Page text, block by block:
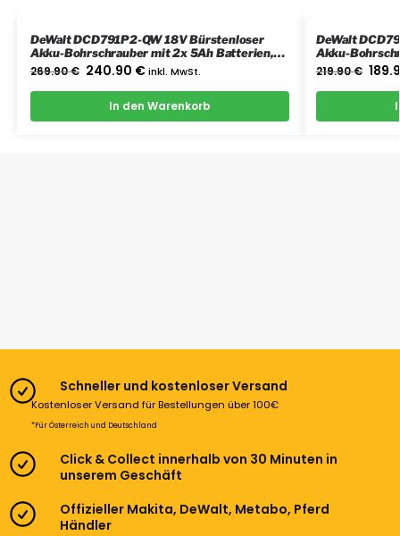
DeWalt DCD791P2-QW 18V Bürstenloser
Akku-Bohrschrauber mit 2x 5Ah Batterien,
Ladegerät und Koffer
269.90€ 240.90 € inkl. MwSt.
In den Warenkorb
DeWalt
Akku-
Ladegerät und
219.90€
Schneller und kostenloser Versand
Kostenloser Versand für Bestellungen über 100€
*Für Österreich und Deutschland
Click & Collect innerhalb von 30 Minuten in
unserem Geschäft
Offizieller Makita, DeWalt, Metabo, Pferd
Händler